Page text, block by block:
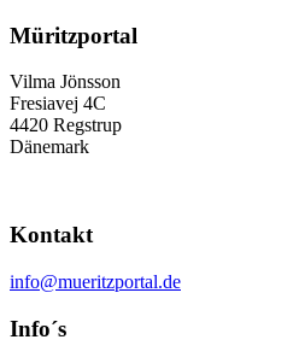
Müritzportal
Vilma Jönsson
Fresiavej 4C
4420 Regstrup
Dänemark
Kontakt
info@mueritzportal.de
Info´s